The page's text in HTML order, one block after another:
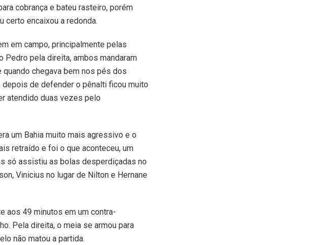
cobrança e bateu rasteiro, porém
certo encaixou a redonda.
em campo, principalmente pelas
pela direita, ambos mandaram
chegava bem nos pés dos
de defender o pênalti ficou muito
atendido duas vezes pelo
um Bahia muito mais agressivo e o
retraído e foi o que aconteceu, um
só assistiu as bolas desperdiçadas no
Vinicius no lugar de Nilton e Hernane
aos 49 minutos em um contra-
Pela direita, o meia se armou para
não matou a partida.